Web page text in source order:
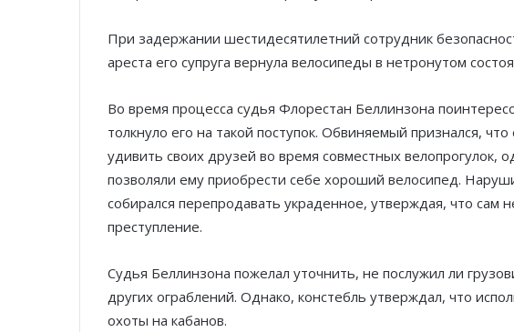
При задержании шестидесятилетний сотрудник
ареста его супруга вернула велосипеды в нетронутом
Во время процесса судья Флорестан Беллинзона
толкнуло его на такой поступок. Обвиняемый признался,
удивить своих друзей во время совместных велопрогулок,
позволяли ему приобрести себе хороший велосипед.
собирался перепродавать украденное, утверждая, что сам
преступление.
Судья Беллинзона пожелал уточнить, не послужил ли
других ограблений. Однако, констебль утверждал, что
охоты на кабанов.